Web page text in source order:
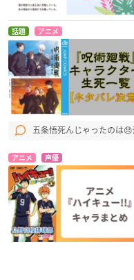
話題 アニメ
五条悟死んじゃったのは
アニメ 声優